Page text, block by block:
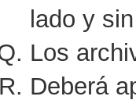
lado y
Los
Deberá